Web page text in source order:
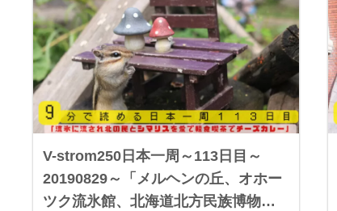
V-strom250日本一周～113日目～
20190829～「メルヘンの丘、オホー
ツク流氷館、北海道北方民族博物